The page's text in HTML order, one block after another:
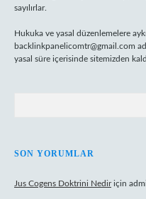
sayılırlar.
Hukuka ve yasal düzenlemelere
backlinkpanelicomtr@gmail.com
yasal süre içerisinde sitemizden
SON YORUMLAR
Jus Cogens Doktrini Nediriçin